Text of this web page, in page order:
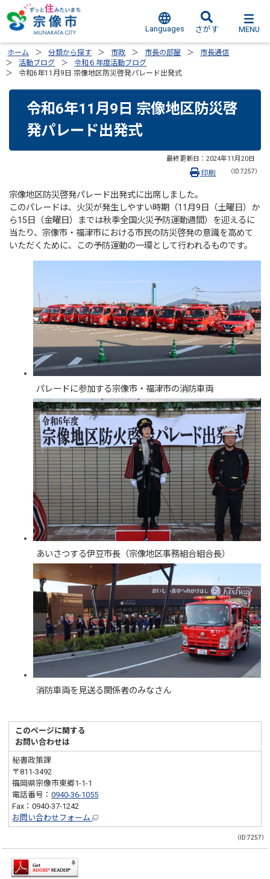
Languages さがす MENU
ホーム 分類から探す 市政 市長の部屋
市長通信
活動ブログ
令和６年度活動ブログ
令和6年11月9日 宗像地区防災啓発パレード出発式
令和6年11月9日 宗像地区防災啓
発パレード出発式
最終更新日： 2024年11月20日
（ID:7257）
印刷
宗像地区防災啓発パレード出発式に出席しました。
このパレードは、火災が発生しやすい時期（11月9日（土曜日）か
ら15日（金曜日）までは秋季全国火災予防運動週間）を迎えるに
当たり、宗像市・福津市における市民の防災啓発の意識を高めて
いただくために、この予防運動の一環として行われるものです。
パレードに参加する宗像市・福津市の消防車両
あいさつする伊豆市長（宗像地区事務組合組合長）
消防車両を見送る関係者のみなさん
このページに関する
お問い合わせは
秘書政策課
〒811-3492
福岡県宗像市東郷1-1-1
電話番号：0940-36-1055
Fax：0940-37-1242
お問い合わせフォーム
（ID:7257）